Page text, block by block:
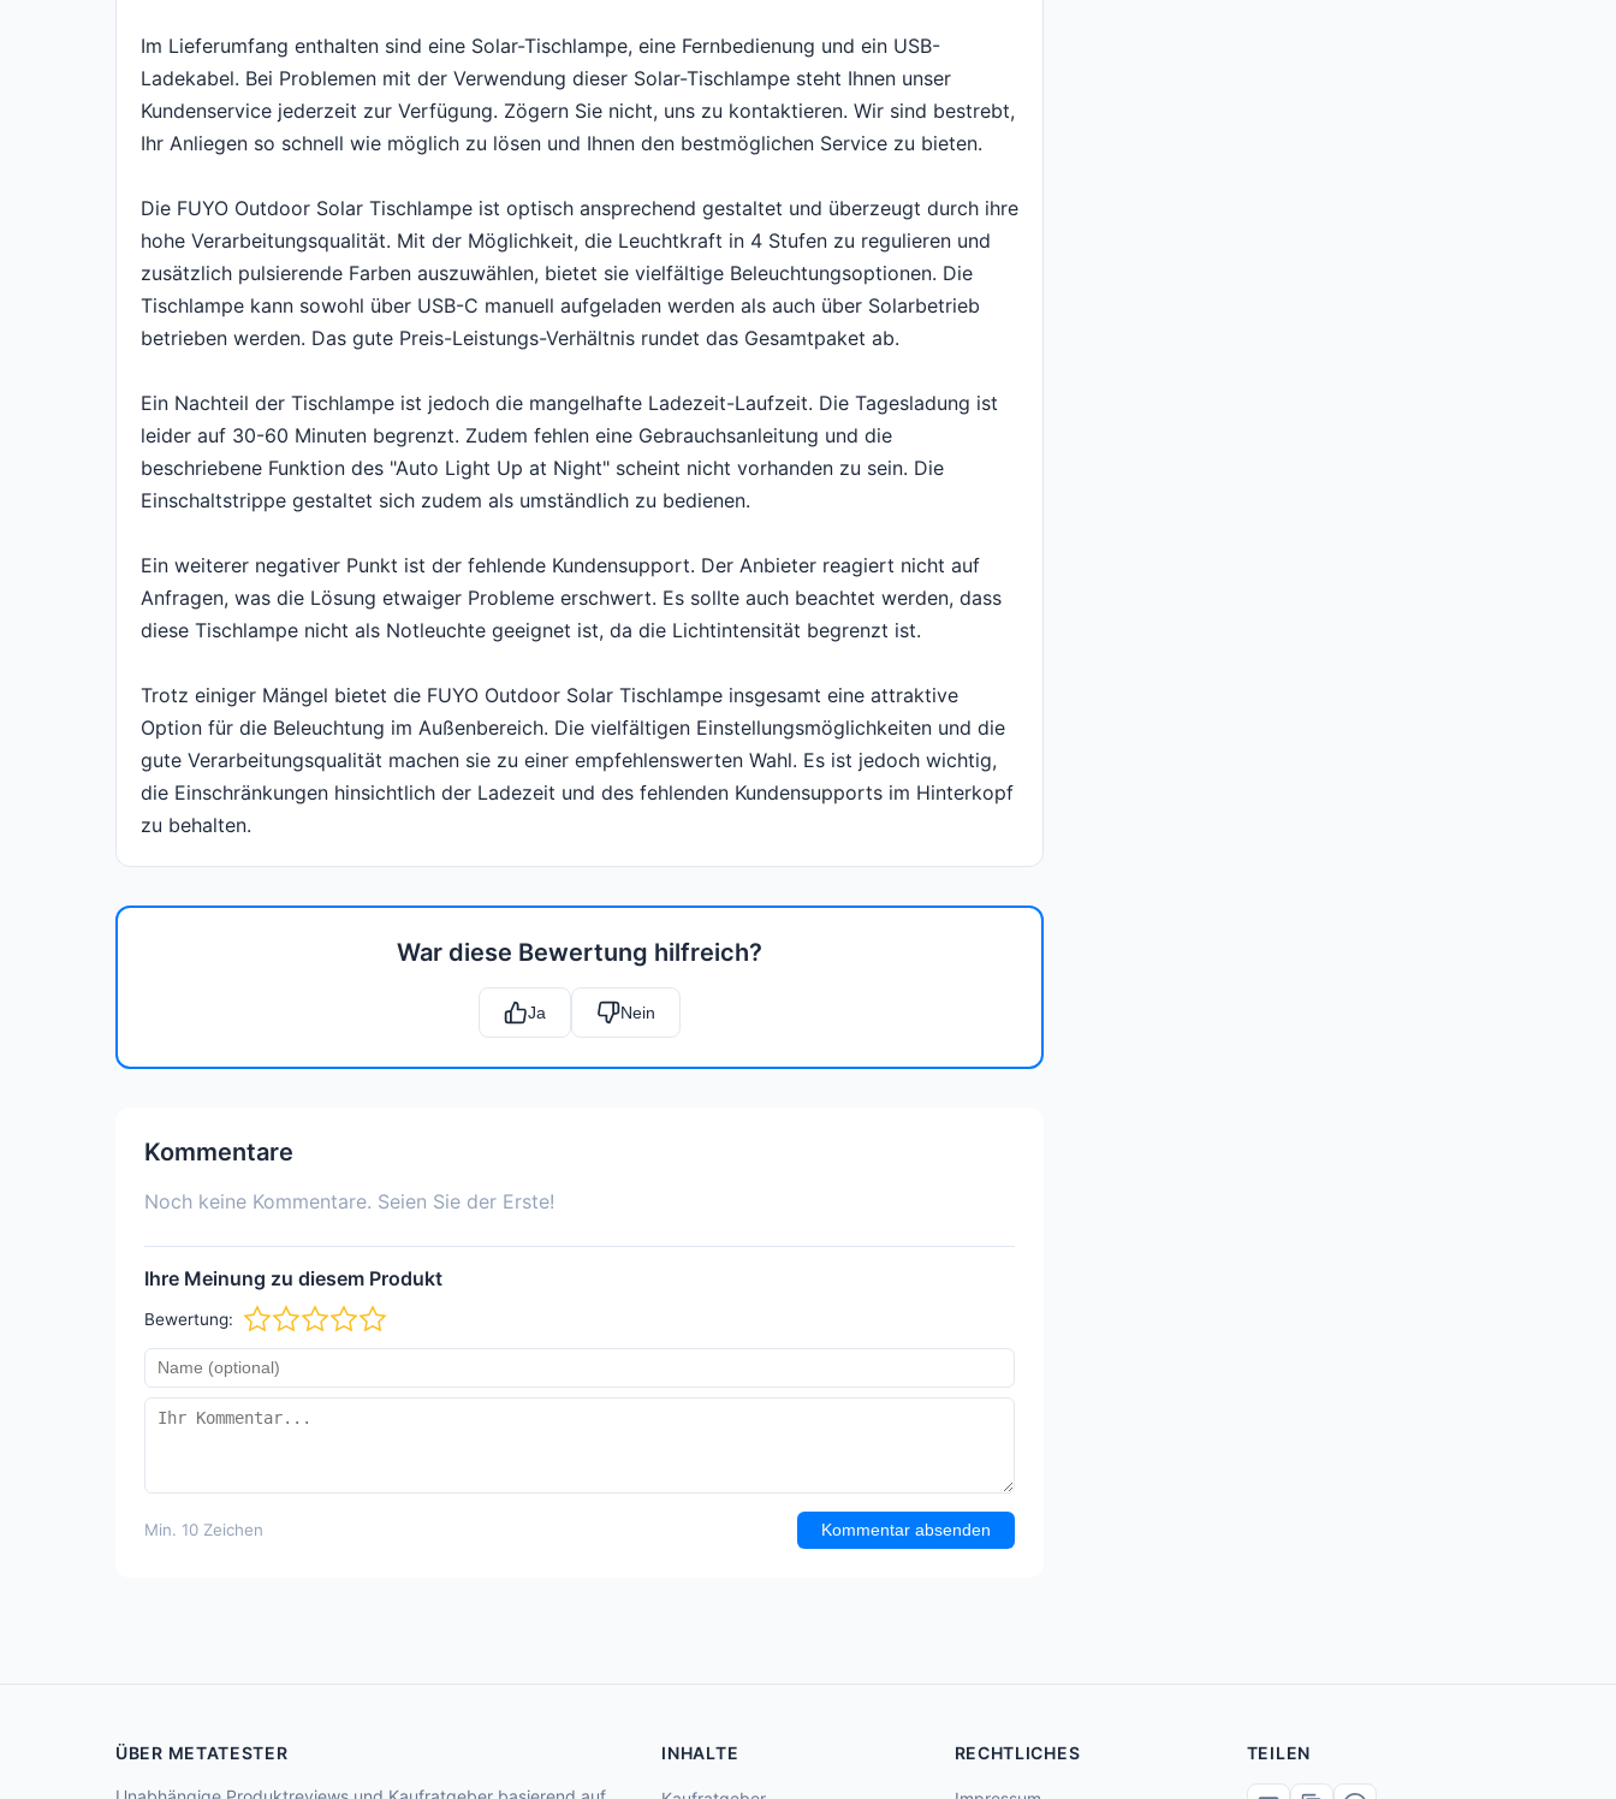
Im Lieferumfang enthalten sind eine Solar-Tischlampe, eine Fernbedienung und ein USB-
Ladekabel. Bei Problemen mit der Verwendung dieser Solar-Tischlampe steht Ihnen unser
Kundenservice jederzeit zur Verfügung. Zögern Sie nicht, uns zu kontaktieren. Wir sind bestrebt,
Ihr Anliegen so schnell wie möglich zu lösen und Ihnen den bestmöglichen Service zu bieten.
Die FUYO Outdoor Solar Tischlampe ist optisch ansprechend gestaltet und überzeugt durch ihre
hohe Verarbeitungsqualität. Mit der Möglichkeit, die Leuchtkraft in 4 Stufen zu regulieren und
zusätzlich pulsierende Farben auszuwählen, bietet sie vielfältige Beleuchtungsoptionen. Die
Tischlampe kann sowohl über USB-C manuell aufgeladen werden als auch über Solarbetrieb
betrieben werden. Das gute Preis-Leistungs-Verhältnis rundet das Gesamtpaket ab.
Ein Nachteil der Tischlampe ist jedoch die mangelhafte Ladezeit-Laufzeit. Die Tagesladung ist
leider auf 30-60 Minuten begrenzt. Zudem fehlen eine Gebrauchsanleitung und die
beschriebene Funktion des "Auto Light Up at Night" scheint nicht vorhanden zu sein. Die
Einschaltstrippe gestaltet sich zudem als umständlich zu bedienen.
Ein weiterer negativer Punkt ist der fehlende Kundensupport. Der Anbieter reagiert nicht auf
Anfragen, was die Lösung etwaiger Probleme erschwert. Es sollte auch beachtet werden, dass
diese Tischlampe nicht als Notleuchte geeignet ist, da die Lichtintensität begrenzt ist.
Trotz einiger Mängel bietet die FUYO Outdoor Solar Tischlampe insgesamt eine attraktive
Option für die Beleuchtung im Außenbereich. Die vielfältigen Einstellungsmöglichkeiten und die
gute Verarbeitungsqualität machen sie zu einer empfehlenswerten Wahl. Es ist jedoch wichtig,
die Einschränkungen hinsichtlich der Ladezeit und des fehlenden Kundensupports im Hinterkopf
zu behalten.
War diese Bewertung hilfreich?
Ja Nein
Kommentare
Noch keine Kommentare. Seien Sie der Erste!
Ihre Meinung zu diesem Produkt
Bewertung:
Min. 10 Zeichen Kommentar absenden
ÜBER METATESTER INHALTE RECHTLICHES TEILEN